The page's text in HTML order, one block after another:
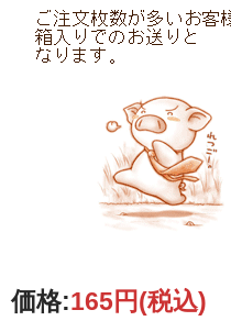
価格:165円(税込)